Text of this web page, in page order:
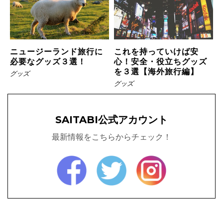
ニュージーランド旅行に
必要なグッズ３選！
グッズ
これを持っていけば安
心！安全・役立ちグッズ
を３選【海外旅行編】
グッズ
SAITABI公式アカウント
最新情報をこちらからチェック！